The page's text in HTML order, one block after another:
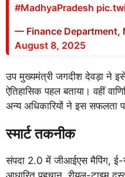
#MadhyaPradesh
— Finance Department,
August 8, 2025
उप मुख्यमंत्री जगदीश देवड़ा ने
ऐतिहासिक पहल बताया। वहीं
अन्य अधिकारियों ने इस सफलता
स्मार्ट तकनीक
संपदा 2.0 में जीआईएस मैपिंग,